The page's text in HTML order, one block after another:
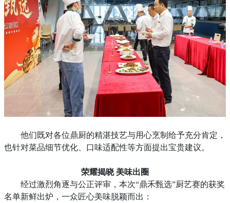
他们既对各位鼎厨的精湛技艺与用心烹制给予充分肯定，
也针对菜品细节优化、口味适配性等方面提出宝贵建议。
荣耀揭晓 美味出圈
经过激烈角逐与公正评审，本次“鼎禾甄选”厨艺赛的获奖
名单新鲜出炉，一众匠心美味脱颖而出：